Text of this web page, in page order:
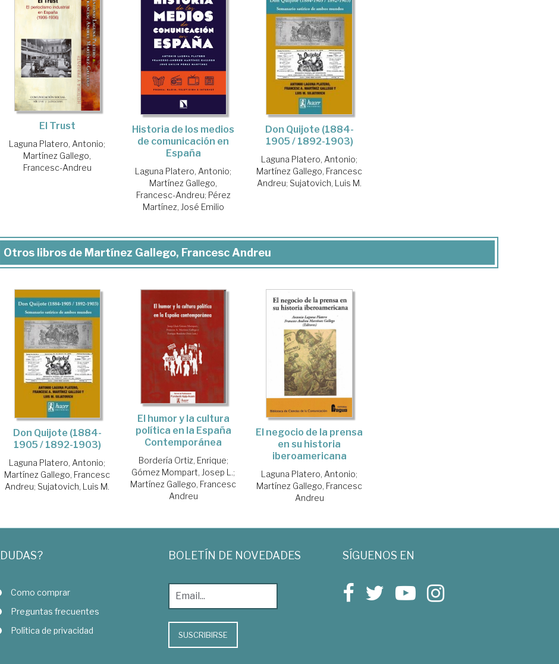
El Trust
Laguna Platero, Antonio;
Martínez Gallego,
Francesc-Andreu
Historia de los medios
de comunicación en
España
Laguna Platero, Antonio;
Martínez Gallego,
Francesc-Andreu; Pérez
Martínez, José Emilio
Don Quijote (1884-
1905 / 1892-1903)
Laguna Platero, Antonio;
Martínez Gallego, Francesc
Andreu; Sujatovich, Luis M.
Otros libros de Martínez Gallego, Francesc Andreu
Don Quijote (1884-
1905 / 1892-1903)
Laguna Platero, Antonio;
Martínez Gallego, Francesc
Andreu; Sujatovich, Luis M.
El humor y la cultura
política en la España
Contemporánea
Bordería Ortiz, Enrique;
Gómez Mompart, Josep L.;
Martínez Gallego, Francesc
Andreu
El negocio de la prensa
en su historia
iberoamericana
Laguna Platero, Antonio;
Martínez Gallego, Francesc
Andreu
Como comprar
Preguntas frecuentes
Política de privacidad
BOLETÍN DE NOVEDADES
SUSCRIBIRSE
SÍGUENOS EN